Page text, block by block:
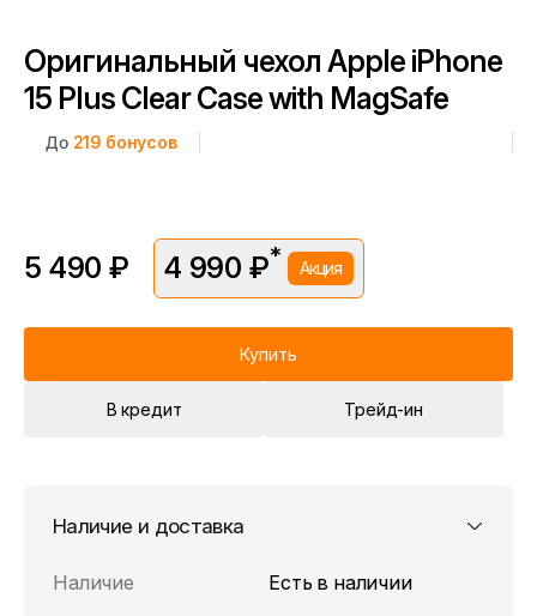
Оригинальный чехол Apple iPhone
15 Plus Clear Case with MagSafe
До 219 бонусов
5 490 ₽ 4 990 ₽* Акция
Цена без скидки —5 490 ₽. Подробности уточняйте у
Купить
В кредит Трейд-ин
Наличие и доставка
Наличие
Есть в наличии